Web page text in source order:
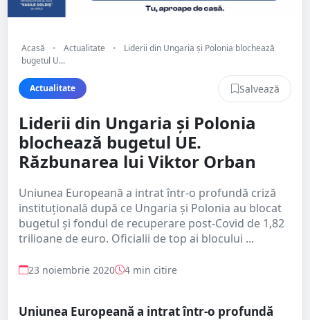
Acasă • Actualitate •
Liderii din Ungaria și Polonia blochează
bugetul U...
Actualitate Salvează
Liderii din Ungaria și Polonia
blochează bugetul UE.
Răzbunarea lui Viktor Orban
Uniunea Europeană a intrat într-o profundă criză
instituțională după ce Ungaria și Polonia au blocat
bugetul și fondul de recuperare post-Covid de 1,82
trilioane de euro. Oficialii de top ai blocului ...
23 noiembrie 2020 4 min citire
Uniunea Europeană a intrat într-o profundă